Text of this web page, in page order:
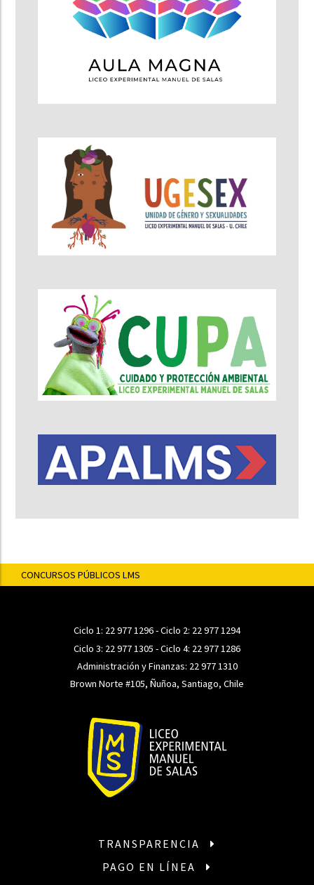
CONCURSOS PÚBLICOS LMS
Ciclo 1: 22 977 1296- Ciclo 2: 22 977 1294
Ciclo 3: 22 977 1305 - Ciclo 4: 22 977 1286
Administración y Finanzas: 22 977 1310
Brown Norte #105, Ñuñoa, Santiago, Chile
TRANSPARENCIA
PAGO EN LÍNEA